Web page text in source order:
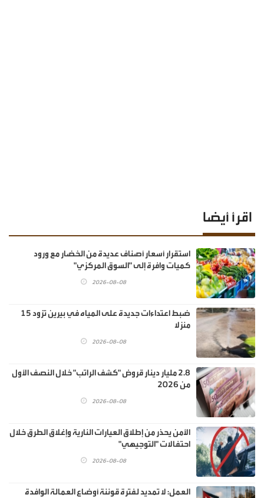
اقرأ أيضا
استقرار أسعار أصناف عديدة من الخضار مع ورود
كميات وافرة إلى "السوق المركزي"
2026-08-08
ضبط اعتداءات جديدة على المياه في بيرين تزود 15
منزلا
2026-08-08
2.8 مليار دينار قروض "كشف الراتب" خلال النصف الأول
من 2026
2026-08-08
الأمن يحذر من إطلاق العيارات النارية وإغلاق الطرق خلال
احتفالات "التوجيهي"
2026-08-08
العمل: لا تمديد لفترة قوننة أوضاع العمالة الوافدة